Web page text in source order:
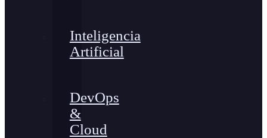
Inteligencia
Artificial
DevOps
&
Cloud